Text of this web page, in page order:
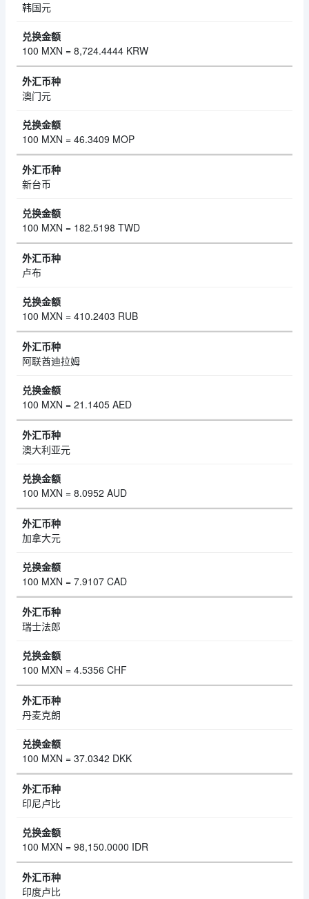
韩国元
100 MXN = 8,724.4444 KRW
澳门元
100 MXN = 46.3409 MOP
新台币
100 MXN = 182.5198 TWD
卢布
100 MXN = 410.2403 RUB
阿联酋迪拉姆
100 MXN = 21.1405 AED
澳大利亚元
100 MXN = 8.0952 AUD
加拿大元
100 MXN = 7.9107 CAD
瑞士法郎
100 MXN = 4.5356 CHF
丹麦克朗
100 MXN = 37.0342 DKK
印尼卢比
100 MXN = 98,150.0000 IDR
印度卢比